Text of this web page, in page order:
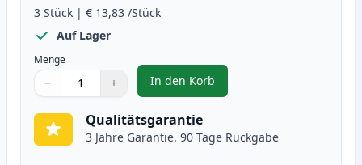
3 Stück | € 13,83 /Stück
Auf Lager
Menge
Verwenden Sie die Tasten, um anzupassen
− +
1
In den Korb
, 3 stück Canon PG-40 & CL-41
Qualitätsgarantie
3 Jahre Garantie. 90 Tage Rückgabe